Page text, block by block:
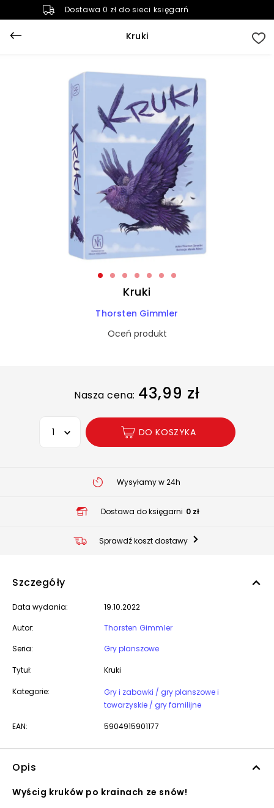
Dostawa 0 zł do sieci księgarń
Kruki
Kruki
Thorsten Gimmler
Oceń produkt
Nasza cena: 43,99 zł
Wybierz opcję
DO KOSZYKA
Wysyłamy w 24h
Dostawa do księgarni 0 zł
Sprawdź koszt dostawy
Szczegóły
Data wydania:
19.10.2022
Autor:
Thorsten Gimmler
Seria:
Gry planszowe
Tytuł: Kruki
Kategorie:
Gry i zabawki / gry planszowe i
towarzyskie / gry familijne
EAN: 5904915901177
Opis
Wyścig kruków po krainach ze snów!